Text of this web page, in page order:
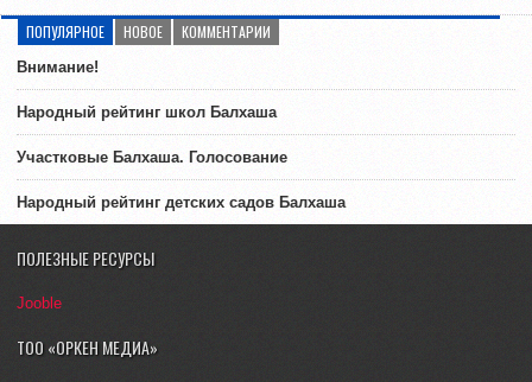
ПОПУЛЯРНОЕ НОВОЕ КОММЕНТАРИИ
Внимание!
Народный рейтинг школ Балхаша
Участковые Балхаша. Голосование
Народный рейтинг детских садов Балхаша
ПОЛЕЗНЫЕ РЕСУРСЫ
Jooble
ТОО «ОРКЕН МЕДИА»